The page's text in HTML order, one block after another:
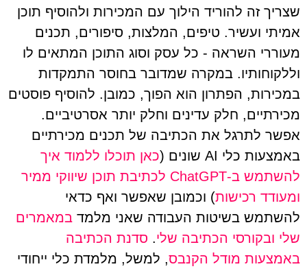
שצריך זה להוריד הילוך עם המכירות ולהוסיף תוכן
אמיתי ועשיר. טיפים, המלצות, סיפורים, תכנים
מעוררי השראה - כל עסק וסוג התוכן המתאים לו
וללקוחותיו. במקרה שמדובר בחוסר התמקדות
במכירות, הפתרון הוא הפוך, כמובן. להוסיף פוסטים
מכירתיים, חלק עדינים וחלק יותר אסרטיביים.
אפשר לתרגל את הכתיבה של תכנים מכירתיים
באמצעות כלי AI שונים (
כאן תוכלו ללמוד איך
להשתמש ב-ChatGPT לכתיבת תוכן שיווקי ממיר
ומעודד רכישות) וכמובן שאפשר ואף כדאי
להשתמש בשיטות העבודה שאני מלמד במאמרים
שלי ובקורסי הכתיבה שלי. סדנת הכתיבה
באמצעות מודל הקנבס, למשל, מלמדת כלי ייחודי